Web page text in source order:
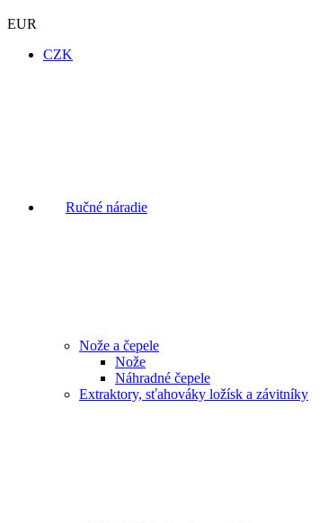
EUR
CZK
Ručné náradie
Nože a čepele
Nože
Náhradné čepele
Extraktory, sťahováky ložísk a závitníky